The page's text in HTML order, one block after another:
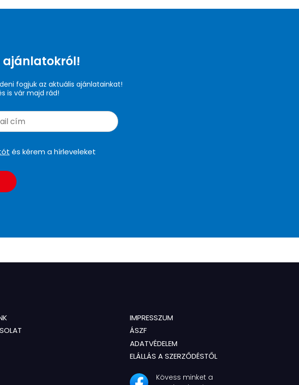
ajánlatokról!
fogjuk az aktuális ajánlatainkat!
is vár majd rád!
és kérem a hírleveleket
IMPRESSZUM
ÁSZF
ADATVÉDELEM
ELÁLLÁS A SZERZŐDÉSTŐL
Kövess minket a